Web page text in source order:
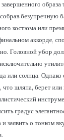
образа
безупречную
костюма или
аккорде,
Головной убор
или солнца. Однако
что шляпа, берет
градус
заявить о тонком